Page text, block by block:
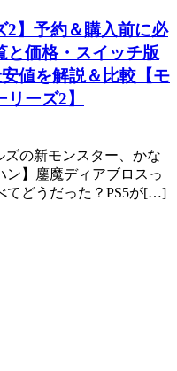
2】予約＆購入前に必
と価格・スイッチ版
値を解説＆比較【モ
ーズ2】
ズの新モンスター、かな
ン】鏖魔ディアブロスっ
てどうだった？PS5が[…]